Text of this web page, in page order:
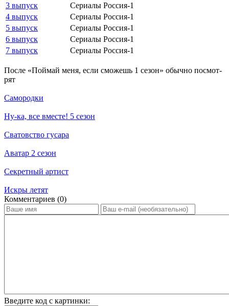
3 выпуск
Сериалы Россия-1
4 выпуск
Сериалы Россия-1
5 выпуск
Сериалы Россия-1
6 выпуск
Сериалы Россия-1
7 выпуск
Сериалы Россия-1
По­сле «Поймай меня, если сможешь 1 сезон» обыч­но по­смот­
рят
Самородки
Ну-ка, все вместе! 5 сезон
Сватовство гусара
Аватар 2 сезон
Секретный артист
Искры летят
Ком­мен­та­ри­ев (0)
Введите код с картинки: